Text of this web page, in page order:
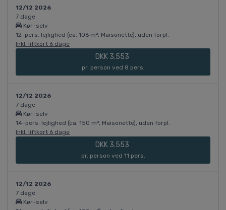
12/12 2026
7 dage
Kør-selv
12-pers. lejlighed (ca. 106 m², Maisonette), uden forpl.
Inkl. liftkort 6 dage
DKK 3.553
pr. person ved 8 pers.
12/12 2026
7 dage
Kør-selv
14-pers. lejlighed (ca. 150 m², Maisonette), uden forpl.
Inkl. liftkort 6 dage
DKK 3.553
pr. person ved 11 pers.
12/12 2026
7 dage
Kør-selv